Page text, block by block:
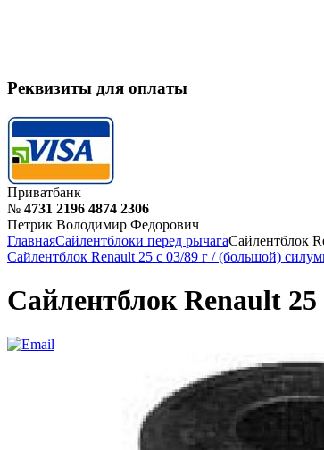
Реквизиты для оплаты
Приватбанк
№ 4731 2196 4874 2306
Петрик Володимир Федорович
ГлавнаяСайлентблоки перед рычагаСайлентблок
Сайлентблок Renault 25 с 03/89 г / (большой)
Сайлентблок Renault